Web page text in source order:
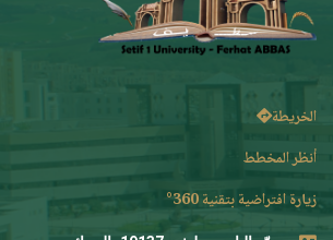
الخريطة
أنظر المخطط
زيارة افتراضية بتقنية 360°